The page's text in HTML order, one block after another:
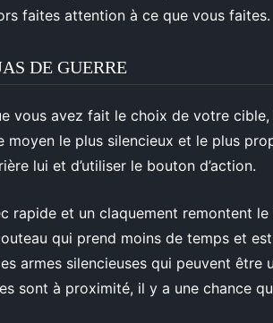
faites attention à ce que vous faites.
DE GUERRE
vous avez fait le choix de votre
moyen le plus silencieux et le plus
lui et d’utiliser le bouton d’action.
rapide et un claquement remontent
qui prend moins de temps et
armes silencieuses qui peuvent
sont à proximité, il y a une chance